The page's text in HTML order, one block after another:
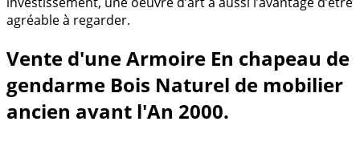
agréable à regarder.
Vente d'une Armoire En chapeau de
gendarme Bois Naturel de mobilier
ancien avant l'An 2000.